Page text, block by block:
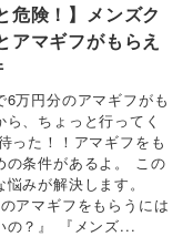
危険！】メンズク
アマギフがもらえ
6万円分のアマギフがも
ら、ちょっと行ってく
った！！アマギフをも
の条件があるよ。 この
みが解決します。
のアマギフをもらうには
の？』 『メンズ...